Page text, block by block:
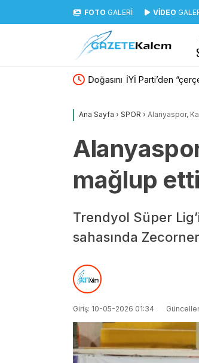
FOTO GALERİ VİDEO
vurgusu: “Doğasını İYİ Parti’den “çerçeve
Ana Sayfa › SPOR › Alanyaspor,
mağlup etti
Trendyol Süper
sahasında
Giriş: 10-05-2026 01:34